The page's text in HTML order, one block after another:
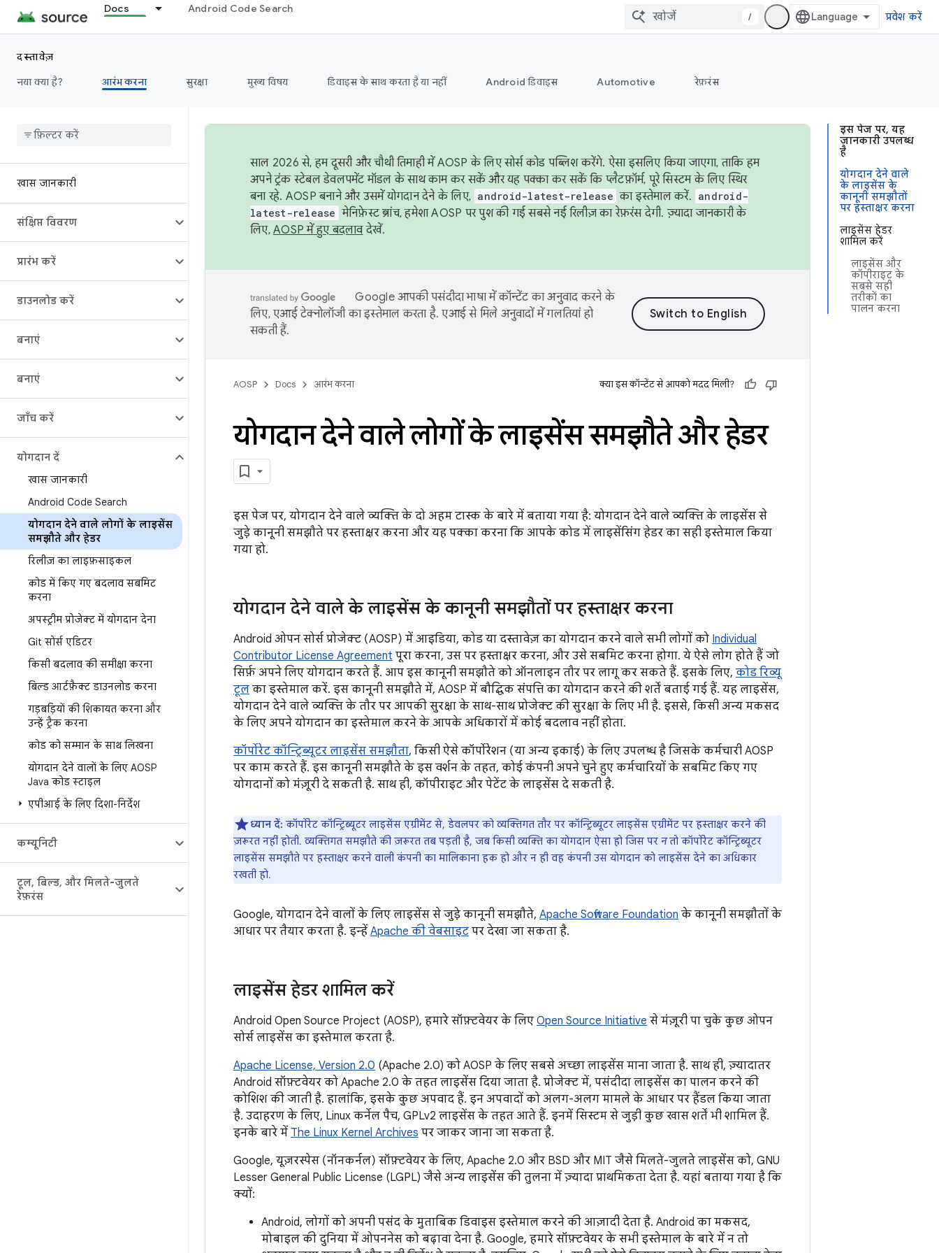
Docs Android Code Search
/ प्रवेश करें
दस्तावेज़
नया क्या है?
आरंभ करना सुरक्षा मुख्य विषय डिवाइस के साथ करता है या नहीं Android डिवाइस Automotive रेफ़रंस
खास जानकारी
संक्षिप्त विवरण
प्रारंभ करें
डाउनलोड करें
बनाएं
बनाएं
जाँच करें
योगदान दें
खास जानकारी
Android Code Search
योगदान देने वाले लोगों के लाइसेंस
समझौते और हेडर
रिलीज़ का लाइफ़साइकल
कोड में किए गए बदलाव सबमिट
करना
अपस्ट्रीम प्रोजेक्ट में योगदान देना
Git सोर्स एडिटर
किसी बदलाव की समीक्षा करना
बिल्ड आर्टफ़ैक्ट डाउनलोड करना
गड़बड़ियों की शिकायत करना और
उन्हें ट्रैक करना
कोड को सम्मान के साथ लिखना
योगदान देने वालों के लिए AOSP
Java कोड स्टाइल
एपीआई के लिए दिशा-निर्देश
कम्यूनिटी
टूल, बिल्ड, और मिलते-जुलते
रेफ़रंस
इस पेज पर, यह
जानकारी उपलब्ध
है
योगदान देने वाले
के लाइसेंस के
कानूनी समझौतों
पर हस्ताक्षर करना
लाइसेंस हेडर
शामिल करें
लाइसेंस और
कॉपीराइट के
सबसे सही
तरीकों का
पालन करना
साल 2026 से, हम दूसरी और चौथी तिमाही में AOSP के लिए सोर्स कोड पब्लिश करेंगे. ऐसा इसलिए किया जाएगा, ताकि हम
अपने ट्रंक स्टेबल डेवलपमेंट मॉडल के साथ काम कर सकें और यह पक्का कर सकें कि प्लैटफ़ॉर्म, पूरे सिस्टम के लिए स्थिर
बना रहे. AOSP बनाने और उसमें योगदान देने के लिए, android-latest-release का इस्तेमाल करें. android-
latest-release मेनिफ़ेस्ट ब्रांच, हमेशा AOSP पर पुश की गई सबसे नई रिलीज़ का रेफ़रंस देगी. ज़्यादा जानकारी के
लिए, AOSP में हुए बदलावदेखें.
Google आपकी पसंदीदा भाषा में कॉन्टेंट का अनुवाद करने के
लिए, एआई टेक्नोलॉजी का इस्तेमाल करता है. एआई से मिले अनुवादों में गलतियां हो
सकती हैं.
AOSP Docs आरंभ करना क्या इस कॉन्टेंट से आपको मदद मिली?
योगदान देने वाले लोगों के लाइसेंस समझौते और हेडर
इस पेज पर, योगदान देने वाले व्यक्ति के दो अहम टास्क के बारे में बताया गया है: योगदान देने वाले व्यक्ति के लाइसेंस से
जुड़े कानूनी समझौते पर हस्ताक्षर करना और यह पक्का करना कि आपके कोड में लाइसेंसिंग हेडर का सही इस्तेमाल किया
गया हो.
योगदान देने वाले के लाइसेंस के कानूनी समझौतों पर हस्ताक्षर करना
Android ओपन सोर्स प्रोजेक्ट (AOSP) में आइडिया, कोड या दस्तावेज़ का योगदान करने वाले सभी लोगों को Individual
Contributor License Agreement पूरा करना, उस पर हस्ताक्षर करना, और उसे सबमिट करना होगा. ये ऐसे लोग होते हैं जो
सिर्फ़ अपने लिए योगदान करते हैं. आप इस कानूनी समझौते को ऑनलाइन तौर पर लागू कर सकते हैं. इसके लिए, कोड रिव्यू
टूल का इस्तेमाल करें. इस कानूनी समझौते में, AOSP में बौद्धिक संपत्ति का योगदान करने की शर्तें बताई गई हैं. यह लाइसेंस,
योगदान देने वाले व्यक्ति के तौर पर आपकी सुरक्षा के साथ-साथ प्रोजेक्ट की सुरक्षा के लिए भी है. इससे, किसी अन्य मकसद
के लिए अपने योगदान का इस्तेमाल करने के आपके अधिकारों में कोई बदलाव नहीं होता.
कॉर्पोरेट कॉन्ट्रिब्यूटर लाइसेंस समझौता, किसी ऐसे कॉर्पोरेशन (या अन्य इकाई) के लिए उपलब्ध है जिसके कर्मचारी AOSP
पर काम करते हैं. इस कानूनी समझौते के इस वर्शन के तहत, कोई कंपनी अपने चुने हुए कर्मचारियों के सबमिट किए गए
योगदानों को मंज़ूरी दे सकती है. साथ ही, कॉपीराइट और पेटेंट के लाइसेंस दे सकती है.
ध्यान दें: कॉर्पोरेट कॉन्ट्रिब्यूटर लाइसेंस एग्रीमेंट से, डेवलपर को व्यक्तिगत तौर पर कॉन्ट्रिब्यूटर लाइसेंस एग्रीमेंट पर हस्ताक्षर करने की
ज़रूरत नहीं होती. व्यक्तिगत समझौते की ज़रूरत तब पड़ती है, जब किसी व्यक्ति का योगदान ऐसा हो जिस पर नतो कॉर्पोरेट कॉन्ट्रिब्यूटर
लाइसेंस समझौते पर हस्ताक्षर करने वाली कंपनी का मालिकाना हक हो और न ही वह कंपनी उस योगदान को लाइसेंस देने का अधिकार
रखती हो.
Google, योगदान देने वालों के लिए लाइसेंस से जुड़े कानूनी समझौते, Apache Software Foundation के कानूनी समझौतों के
आधार पर तैयार करता है. इन्हें Apache की वेबसाइट पर देखा जा सकता है.
लाइसेंस हेडर शामिल करें
Android Open Source Project (AOSP), हमारे सॉफ़्टवेयर के लिए Open Source Initiative से मंज़ूरी पा चुके कुछ ओपन
सोर्स लाइसेंस का इस्तेमाल करता है.
Apache License, Version 2.0 (Apache 2.0) को AOSP के लिए सबसे अच्छा लाइसेंस माना जाता है. साथ ही, ज़्यादातर
Android सॉफ़्टवेयर को Apache 2.0 के तहत लाइसेंस दिया जाता है. प्रोजेक्ट में, पसंदीदा लाइसेंस का पालन करने की
कोशिश की जाती है. हालांकि, इसके कुछ अपवाद हैं. इन अपवादों को अलग-अलग मामले के आधार पर हैंडल किया जाता
है. उदाहरण के लिए, Linux कर्नेल पैच, GPLv2 लाइसेंस के तहत आते हैं. इनमें सिस्टम से जुड़ी कुछ खास शर्तें भी शामिल हैं.
इनके बारे में The Linux Kernel Archives पर जाकर जाना जा सकता है.
Google, यूज़रस्पेस (नॉनकर्नल) सॉफ़्टवेयर के लिए, Apache 2.0 और BSD और MIT जैसे मिलते-जुलते लाइसेंस को, GNU
Lesser General Public License (LGPL) जैसे अन्य लाइसेंस की तुलना में ज़्यादा प्राथमिकता देता है. यहां बताया गया है कि
क्यों:
Android, लोगों को अपनी पसंद के मुताबिक डिवाइस इस्तेमाल करने की आज़ादी देता है. Android का मकसद,
मोबाइल की दुनिया में ओपननेस को बढ़ावा देना है. Google, हमारे सॉफ़्टवेयर के सभी इस्तेमाल के बारे में न तो